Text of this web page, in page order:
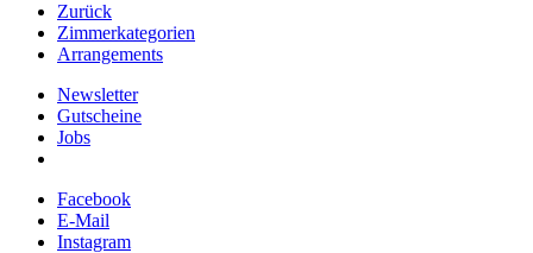
Zurück
Zimmerkategorien
Arrangements
Newsletter
Gutscheine
Jobs
Facebook
E-Mail
Instagram